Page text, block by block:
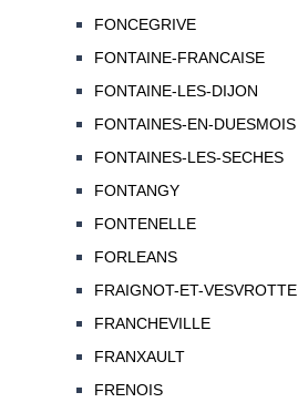
FONCEGRIVE
FONTAINE-FRANCAISE
FONTAINE-LES-DIJON
FONTAINES-EN-DUESMOIS
FONTAINES-LES-SECHES
FONTANGY
FONTENELLE
FORLEANS
FRAIGNOT-ET-VESVROTTE
FRANCHEVILLE
FRANXAULT
FRENOIS